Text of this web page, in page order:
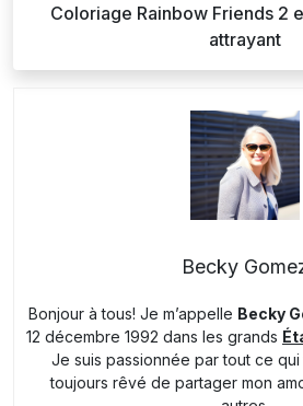
Coloriage Rainbow Friends 2
attrayant
Becky
Bonjour à tous! Je m’appelle Becky
12 décembre 1992 dans les grands
Je suis passionnée par tout ce qui
toujours rêvé de partager mon